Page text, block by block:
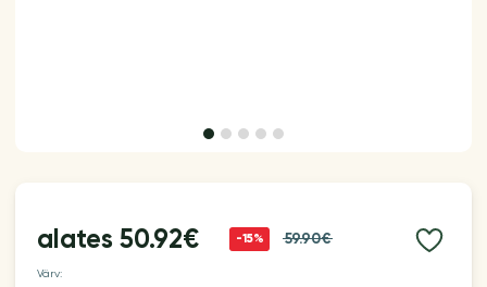
alates50.92€ -15% 59.90€
Värv: